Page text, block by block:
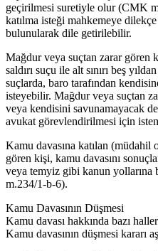
geçirilmesi suretiyle olur (CMK
katılma isteği mahkemeye
bulunularak dile getirilebilir.
Mağdur veya suçtan zarar gören
saldırı suçu ile alt sınırı beş
suçlarda, baro tarafından
isteyebilir. Mağdur veya suçtan
veya kendisini savunamayacak
avukat görevlendirilmesi için
Kamu davasına katılan (müdahil
gören kişi, kamu davasını
veya temyiz gibi kanun yollarına
m.234/1-b-6).
Kamu Davasının Düşmesi
Kamu davası hakkında bazı
Kamu davasının düşmesi kararı